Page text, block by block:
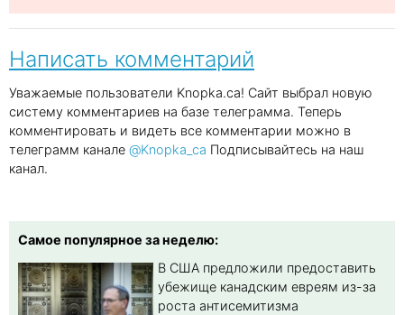
Написать комментарий
Уважаемые пользователи Knopka.ca! Сайт выбрал новую
систему комментариев на базе телеграмма. Теперь
комментировать и видеть все комментарии можно в
телеграмм канале @Knopka_ca Подписывайтесь на наш
канал.
Самое популярное за неделю:
В США предложили предоставить
убежище канадским евреям из-за
роста антисемитизма